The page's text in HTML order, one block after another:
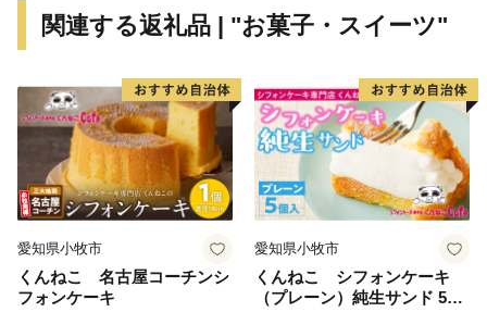
もの語る町、ふくさき。
播州福崎町。豊かな自然の風物に囲まれた、小さな町。
ここには目を見張るほどの“絶景” などないけれど、
じっと耳を澄ませば、山あいから、川辺から、田畑か
人々の営みの隙間から“人ならざるもの” の囁きが聞こえ
てくる町。
関連する返礼品 | "お菓子・スイーツ"
愛知県小牧市
くんねこ 名古屋コーチンシ
フォンケーキ
愛知県小牧市
くんねこ シフォンケーキ
（プレーン）純生サンド 5個